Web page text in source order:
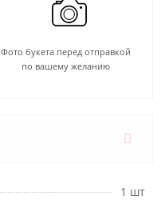
Фото букета перед отправкой
по вашему желанию
1 шт